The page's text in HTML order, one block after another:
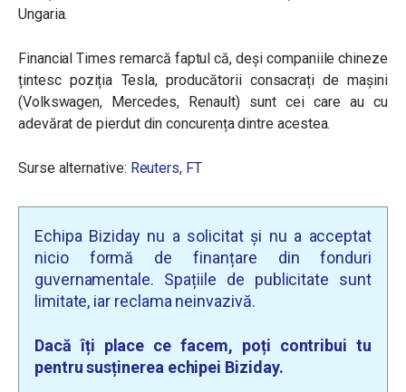
Ungaria.
Financial Times remarcă faptul că, deși companiile chineze
țintesc poziția Tesla, producătorii consacrați de mașini
(Volkswagen, Mercedes, Renault) sunt cei care au cu
adevărat de pierdut din concurența dintre acestea.
Surse alternative: Reuters, FT
Echipa Biziday nu a solicitat și nu a acceptat
nicio formă de finanțare din fonduri
guvernamentale. Spațiile de publicitate sunt
limitate, iar reclama neinvazivă.
Dacă îți place ce facem, poți contribui tu
pentru susținerea echipei Biziday.